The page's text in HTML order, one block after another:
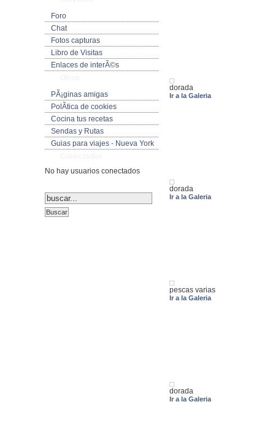
Foro
Chat
Fotos capturas
Libro de Visitas
Enlaces de interÃ©s
PÃ¡ginas amigas
PolÃ­tica de cookies
Cocina tus recetas
Sendas y Rutas
Guias para viajes - Nueva York
No hay usuarios conectados
dorada
Ir a la Galeria
dorada
Ir a la Galeria
pescas varias
Ir a la Galeria
dorada
Ir a la Galeria